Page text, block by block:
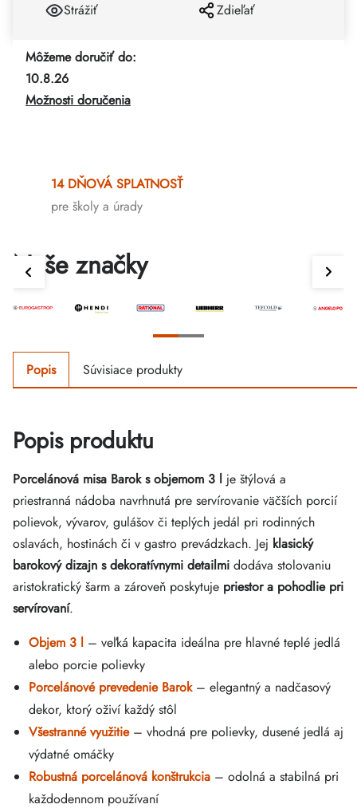
Môžeme doručiť do:
10.8.26
Možnosti doručenia
Strážiť
Zdieľať
14 DŇOVÁ SPLATNOSŤ
pre školy a úrady
Naše značky
Popis Súvisiace produkty
Popis produktu
Porcelánová misa Barok s objemom 3 l je štýlová a
priestranná nádoba navrhnutá pre servírovanie väčších porcií
polievok, vývarov, gulášov či teplých jedál pri rodinných
oslavách, hostinách či v gastro prevádzkach. Jej klasický
barokový dizajn s dekoratívnymi detailmi dodáva stolovaniu
aristokratický šarm a zároveň poskytuje priestor a pohodlie pri
servírovaní.
Objem 3 l – veľká kapacita ideálna pre hlavné teplé jedlá
alebo porcie polievky
Porcelánové prevedenie Barok– elegantný a nadčasový
dekor, ktorý oživí každý stôl
Všestranné využitie– vhodná pre polievky, dusené jedlá aj
výdatné omáčky
Robustná porcelánová konštrukcia – odolná a stabilná pri
každodennom používaní